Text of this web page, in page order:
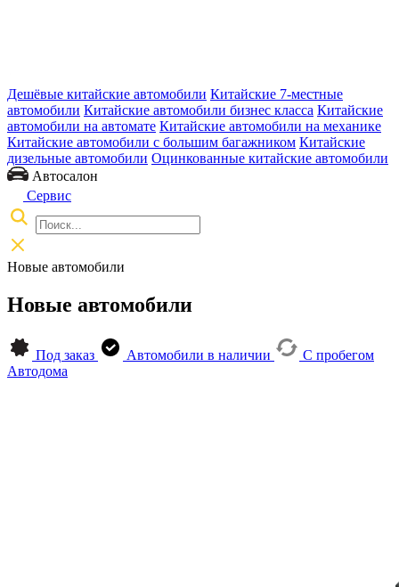
Дешёвые китайские автомобили Китайские 7-местные
автомобили Китайские автомобили бизнес класса Китайские
автомобили на автомате Китайские автомобили на механике
Китайские автомобили с большим багажником Китайские
дизельные автомобили Оцинкованные китайские автомобили
Автосалон
Сервис
Новые автомобили
Новые автомобили
Под заказ Автомобили в наличии
С пробегом
Автодома